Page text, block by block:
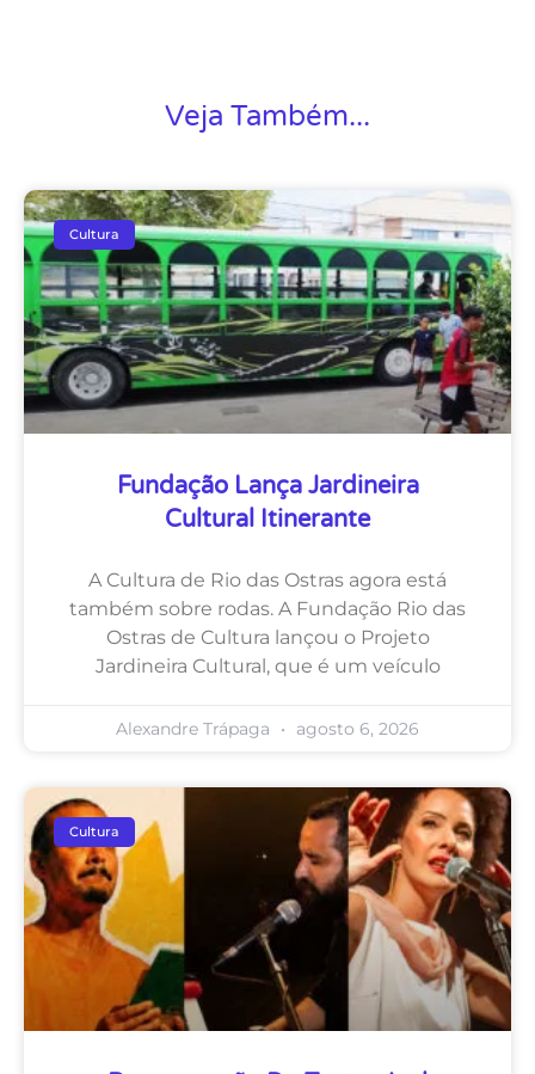
Veja Também...
Cultura
Fundação Lança Jardineira
Cultural Itinerante
A Cultura de Rio das Ostras agora está
também sobre rodas. A Fundação Rio das
Ostras de Cultura lançou o Projeto
Jardineira Cultural, que é um veículo
Alexandre Trápaga agosto 6, 2026
Cultura